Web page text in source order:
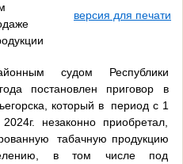
версия для печати
судом Республики
постановлен приговор в
который в период с 1
незаконно приобретал,
табачную продукцию
в том числе под